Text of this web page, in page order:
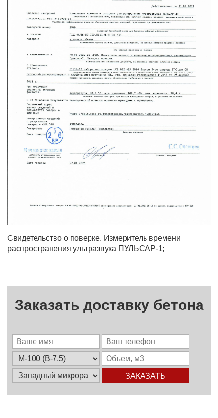
Свидетельство о поверке. Измеритель времени
распространения ультразвука ПУЛЬСАР-1;
Заказать доставку бетона
ЗАКАЗАТЬ